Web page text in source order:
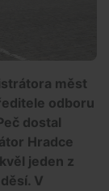
měst
odboru
dostal
Hradce
jeden z
V